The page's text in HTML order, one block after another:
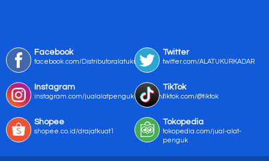
Facebook
facebook.com/Distributoralatukur
Twitter
twitter.com/ALATUKURKADAR
Instagram
instagram.com/jualalatpengukurmurah/
TikTok
tiktok.com/@tiktok
Shopee
shopee.co.id/drajatkuat1
Tokopedia
tokopedia.com/jual-alat-
penguk